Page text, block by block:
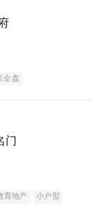
企盘
门
育地产
小户型